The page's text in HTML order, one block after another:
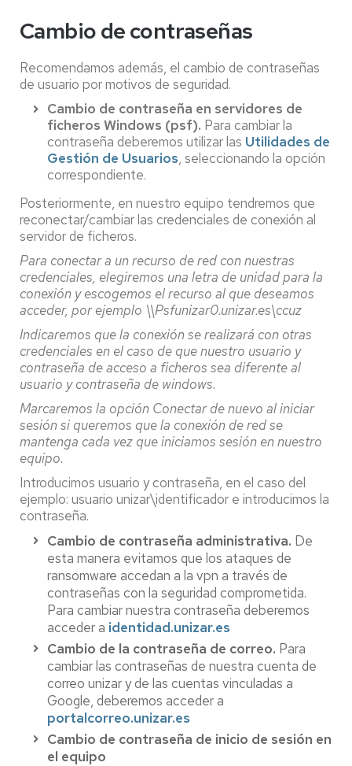
Cambio de contraseñas
Recomendamos además, el cambio de contraseñas
de usuario por motivos de seguridad.
Cambio de contraseña en servidores de
ficheros Windows (psf). Para cambiar la
contraseña deberemos utilizar las Utilidades de
Gestión de Usuarios, seleccionando la opción
correspondiente.
Posteriormente, en nuestro equipo tendremos que
reconectar/cambiar las credenciales de conexión al
servidor de ficheros.
Para conectar a un recurso de red con nuestras
credenciales, elegiremos una letra de unidad para la
conexión y escogemos el recurso al que deseamos
acceder, por ejemplo \\Psfunizar0.unizar.es\ccuz
Indicaremos que la conexión se realizará con otras
credenciales en el caso de que nuestro usuario y
contraseña de acceso a ficheros sea diferente al
usuario y contraseña de windows.
Marcaremos la opción Conectar de nuevo al iniciar
sesión si queremos que la conexión de red se
mantenga cada vez que iniciamos sesión en nuestro
equipo.
Introducimos usuario y contraseña, en el caso del
ejemplo: usuario unizar\identificador e introducimos la
contraseña.
Cambio de contraseña administrativa. De
esta manera evitamos que los ataques de
ransomware accedan a la vpn a través de
contraseñas con la seguridad comprometida.
Para cambiar nuestra contraseña deberemos
acceder a identidad.unizar.es
Cambio de la contraseña de correo. Para
cambiar las contraseñas de nuestra cuenta de
correo unizar y de las cuentas vinculadas a
Google, deberemos acceder a
portalcorreo.unizar.es
Cambio de contraseña de inicio de sesión en
el equipo